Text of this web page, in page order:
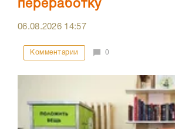
переработку
06.08.2026 14:57
Комментарии 0